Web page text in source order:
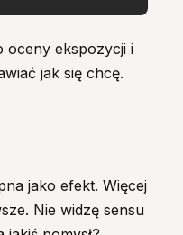
oceny ekspozycji i
jak się chcę.
jako efekt. Więcej
Nie widzę sensu